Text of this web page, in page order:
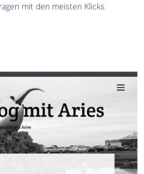
mit den meisten Klicks